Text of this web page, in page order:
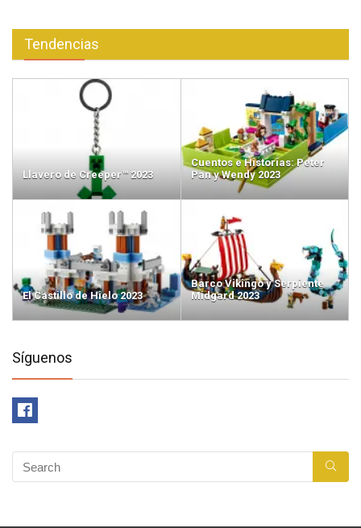
Tendencias
Llavero de Creeper™ 2023
Cuentos e Historias: Peter
Pan y Wendy 2023
El Castillo de Hielo 2023
Barco Vikingo y Serpiente
Midgard 2023
Síguenos